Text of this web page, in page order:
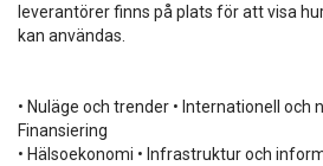
leverantörer finns på plats för att visa
kan användas.
• Nuläge och trender • Internationell och
Finansiering
• Hälsoekonomi • Infrastruktur och